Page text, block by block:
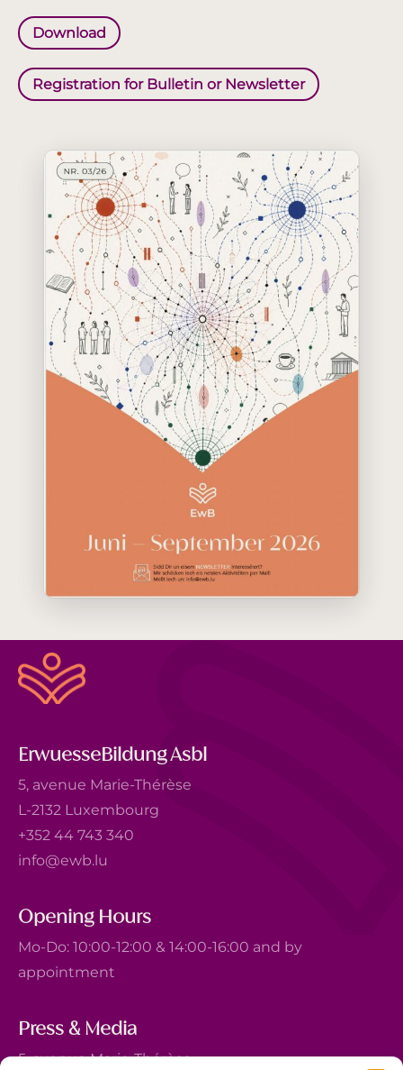
Download
Registration for Bulletin or Newsletter
ErwuesseBildung Asbl
5, avenue Marie-Thérèse
L-2132 Luxembourg
+352 44 743 340
info@ewb.lu
Opening Hours
Mo-Do: 10:00-12:00 & 14:00-16:00 and by
appointment
Press & Media
5, avenue Marie-Thérèse